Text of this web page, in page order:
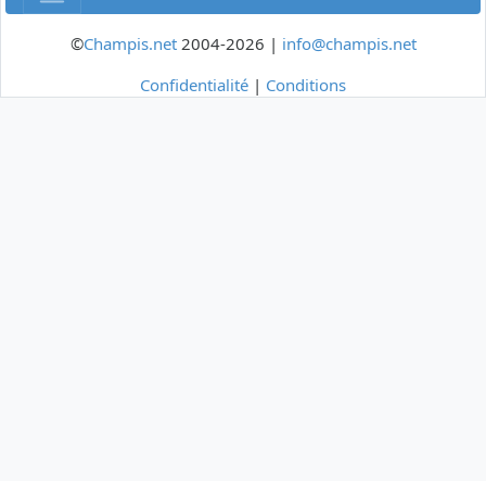
©Champis.net2004-2026 | info@champis.net
Confidentialité | Conditions